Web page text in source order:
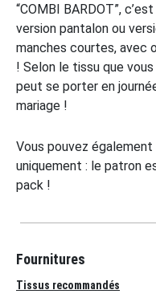
“COMBI BARDOT”,
version pantalon ou
manches courtes, avec
! Selon le tissu que
peut se porter en
mariage !
Vous pouvez
uniquement : le patron
pack !
Fournitures
Tissus recommandés